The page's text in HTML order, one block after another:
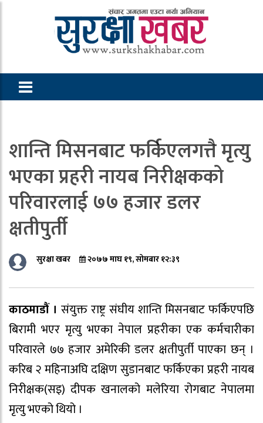
शान्ति मिसनबाट फर्किएलगत्तै मृत्यु
भएका प्रहरी नायब निरीक्षकको
परिवारलाई ७७ हजार डलर
क्षतीपुर्ती
सुरक्षा खबर २०७७ माघ १९, सोमबार १२:३९
काठमाडौं ।संयुक्त राष्ट्र संघीय शान्ति मिसनबाट फर्किएपछि
बिरामी भएर मृत्यु भएका नेपाल प्रहरीका एक कर्मचारीका
परिवारले ७७ हजार अमेरिकी डलर क्षतीपुर्ती पाएका छन् ।
करिब २ महिनाअघि दक्षिण सुडानबाट फर्किएका प्रहरी नायब
निरीक्षक(सइ) दीपक खनालको मलेरिया रोगबाट नेपालमा
मृत्यु भएको थियो ।